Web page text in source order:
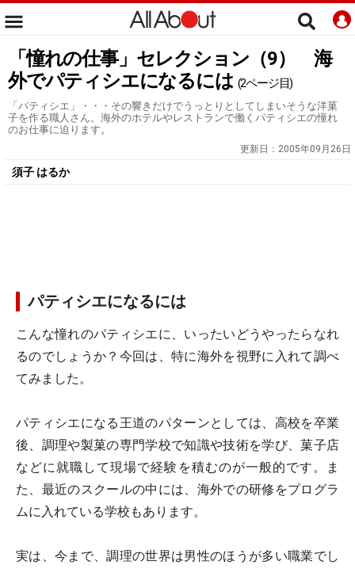
「憧れの仕事」セレクション（9） 海
外でパティシエになるには (2ページ目)
「パティシエ」・・・その響きだけでうっとりとしてしまいそうな洋菓
子を作る職人さん。海外のホテルやレストランで働くパティシエの憧れ
のお仕事に迫ります。
更新日： 2005年09月26日
須子 はるか
パティシエになるには
こんな憧れのパティシエに、いったいどうやったらなれ
るのでしょうか？今回は、特に海外を視野に入れて調べ
てみました。
パティシエになる王道のパターンとしては、高校を卒業
後、調理や製菓の専門学校で知識や技術を学び、菓子店
などに就職して現場で経験を積むのが一般的です。ま
た、最近のスクールの中には、 海外での研修をプログラ
ムに入れている学校 もあります。
実は、今まで、調理の世界は男性のほうが多い職業でし